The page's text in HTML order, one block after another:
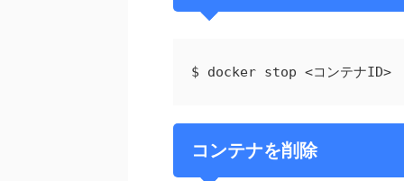
$ docker stop <コンテナID>
コンテナを削除